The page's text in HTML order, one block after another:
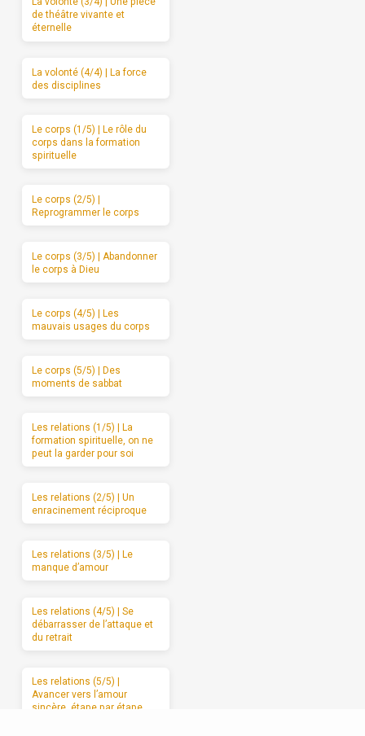
de théâtre vivante et
éternelle
La volonté (4/4) | La force
des disciplines
Le corps (1/5) | Le rôle du
corps dans la formation
spirituelle
Le corps (2/5) |
Reprogrammer le corps
Le corps (3/5) | Abandonner
le corps à Dieu
Le corps (4/5) | Les
mauvais usages du corps
Le corps (5/5) | Des
moments de sabbat
Les relations (1/5) | La
formation spirituelle, on ne
peut la garder pour soi
Les relations (2/5) | Un
enracinement réciproque
Les relations (3/5) | Le
manque d’amour
Les relations (4/5) | Se
débarrasser de l’attaque et
du retrait
Les relations (5/5) |
Avancer vers l’amour
sincère, étape par étape